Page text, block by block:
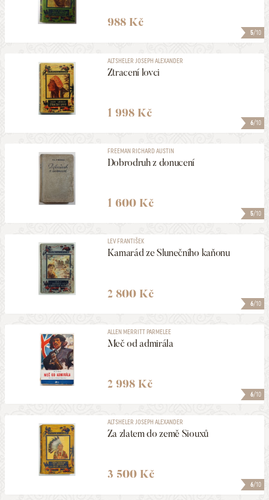
5/10
988 Kč
6/10
ALTSHELER JOSEPH ALEXANDER
Ztracení lovci
1 998 Kč
5/10
FREEMAN RICHARD AUSTIN
Dobrodruh z donucení
1 600 Kč
6/10
LEV FRANTIŠEK
Kamarád ze Slunečního kaňonu
2 800 Kč
6/10
ALLEN MERRITT PARMELEE
Meč od admirála
2 998 Kč
6/10
ALTSHELER JOSEPH ALEXANDER
Za zlatem do země Siouxů
3 500 Kč